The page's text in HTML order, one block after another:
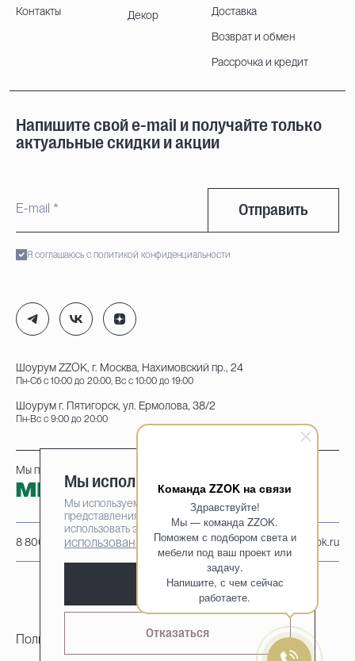
Команда ZZOK на связи
Здравствуйте!
Мы — команда ZZOK.
Поможем с подбором света и
мебели под ваш проект или
задачу.
Напишите, с чем сейчас
работаете.
Контакты
Декор
Доставка
Возврат и обмен
Рассрочка и кредит
Напишите свой e-mail и получайте только
актуальные скидки и акции
Отправить
Я соглашаюсь с политикой конфиденциальности
Шоурум ZZOK, г. Москва, Нахимовский пр., 24
Пн-Сб с 10:00 до 20:00, Вс с 10:00 до 19:00
Шоурум г. Пятигорск, ул. Ермолова, 38/2
Пн-Вс с 9:00 до 20:00
8 800 222-95-25 info@zzok.ru
Мы принимаем к оплате:
Политика конфиденциальности
Мы используем cookie-файлы
Мы используем cookie-файлы для наилучшего
представления нашего сайта. Продолжая
использовать этот сайт, вы соглашаетесь на
использование cookie-файлов
Принять
Отказаться